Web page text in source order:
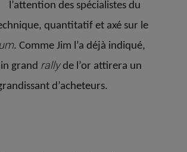
l’attention des spécialistes du
quantitatif et axé sur le
. Comme Jim l’a déjà indiqué,
grand rallyde l’or attirera un
d’acheteurs.